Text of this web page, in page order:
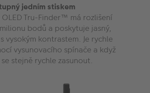
jedním stiskem
OLED Tru-Finder™ má rozlišení
bodů a poskytuje jasný,
vysokým kontrastem. Je rychle
vysunovacího spínače a když
stejně rychle zasunout.